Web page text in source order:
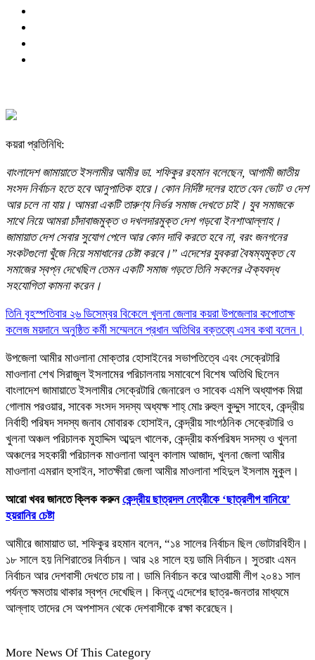
কয়রা প্রতিনিধি:
বাংলাদেশ জামায়াতে ইসলামীর আমীর ডা. শফিকুর রহমান বলেছেন, আগামী জাতীয়
সংসদ নির্বাচন হতে হবে আনুপাতিক হারে। কোন নির্দিষ্ট দলের হাতে যেন ভোট ও দেশ
আর চলে না যায়। আমরা একটি তারুণ্য নির্ভর সমাজ দেখতে চাই। যুব সমাজকে
সাথে নিয়ে আমরা চাঁদাবাজমুক্ত ও দখলদারমুক্ত দেশ গড়বো ইনশাআল্লাহ।
জামায়াত দেশ সেবার সুযোগ পেলে আর কোন দাবি করতে হবে না, বরং জনগনের
সংকটগুলো খুঁজে নিয়ে সমাধানের চেষ্টা করবে।” এদেশের যুবকরা বৈষম্যমুক্ত যে
সমাজের স্বপ্ন দেখেছিল তেমন একটি সমাজ গড়তে তিনি সকলের ঐক্যবদ্ধ
সহযোগিতা কামনা করেন।
তিনি বৃহস্পতিবার ২৬ ডিসেম্বর বিকেলে খুলনা জেলার কয়রা উপজেলার কপোতাক্ষ
কলেজ ময়দানে অনুষ্ঠিত কর্মী সম্মেলনে প্রধান অতিথির বক্তব্যে এসব কথা বলেন।
উপজেলা আমীর মাওলানা মোক্তার হোসাইনের সভাপতিত্বে এবং সেক্রেটারি
মাওলানা শেখ সিরাজুল ইসলামের পরিচালনায় সমাবেশে বিশেষ অতিথি ছিলেন
বাংলাদেশ জামায়াতে ইসলামীর সেক্রেটারি জেনারেল ও সাবেক এমপি অধ্যাপক মিয়া
গোলাম পরওয়ার, সাবেক সংসদ সদস্য অধ্যক্ষ শাহ্ মোঃ রুহুল কুদ্দুস সাহেব, কেন্দ্রীয়
নির্বাহী পরিষদ সদস্য জনাব মোবারক হোসাইন, কেন্দ্রীয় সাংগঠনিক সেক্রেটারি ও
খুলনা অঞ্চল পরিচালক মুহাদ্দিস আব্দুল খালেক, কেন্দ্রীয় কর্মপরিষদ সদস্য ও খুলনা
অঞ্চলের সহকারী পরিচালক মাওলানা আবুল কালাম আজাদ, খুলনা জেলা আমীর
মাওলানা এমরান হুসাইন, সাতক্ষীরা জেলা আমীর মাওলানা শহিদুল ইসলাম মুকুল।
আরো খবর জানতে ক্লিক করুনকেন্দ্রীয় ছাত্রদল নেত্রীকে ‘ছাত্রলীগ বানিয়ে’
হয়রানির চেষ্টা
আমীরে জামায়াত ডা. শফিকুর রহমান বলেন, “১৪ সালের নির্বাচন ছিল ভোটারবিহীন।
১৮ সালে হয় নিশিরাতের নির্বাচন। আর ২৪ সালে হয় ডামি নির্বাচন। সুতরাং এমন
নির্বাচন আর দেশবাসী দেখতে চায় না। ডামি নির্বাচন করে আওয়ামী লীগ ২০৪১ সাল
পর্যন্ত ক্ষমতায় থাকার স্বপ্ন দেখেছিল। কিন্তু এদেশের ছাত্র-জনতার মাধ্যমে
আল্লাহ তাদের সে অপশাসন থেকে দেশবাসীকে রক্ষা করেছেন।
More News Of This Category